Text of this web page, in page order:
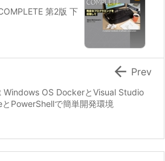
第2版 下
Windows OS DockerとVisual Studio
とPowerShellで簡単開発環境
 Prev